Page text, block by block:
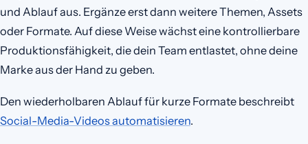
und Ablauf aus. Ergänze erst dann weitere Themen, Assets
oder Formate. Auf diese Weise wächst eine kontrollierbare
Produktionsfähigkeit, die dein Team entlastet, ohne deine
Marke aus der Hand zu geben.
Den wiederholbaren Ablauf für kurze Formate beschreibt
Social-Media-Videos automatisieren.